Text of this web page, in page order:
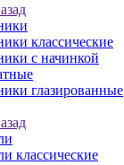
классические
с начинкой
глазированные
классические